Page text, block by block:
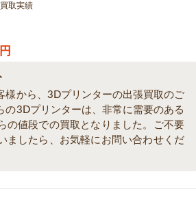
取実績
円
様から、3Dプリンターの出張買取のご
の3Dプリンターは、非常に需要のある
の値段での買取となりました。ご不要
ましたら、お気軽にお問い合わせくだ